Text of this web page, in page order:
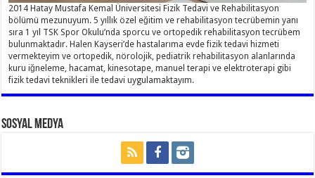
2014 Hatay Mustafa Kemal Üniversitesi Fizik Tedavi ve Rehabilitasyon
bölümü mezunuyum. 5 yıllık özel eğitim ve rehabilitasyon tecrübemin yanı
sıra 1 yıl TSK Spor Okulu’nda sporcu ve ortopedik rehabilitasyon tecrübem
bulunmaktadır. Halen Kayseri’de hastalarıma evde fizik tedavi hizmeti
vermekteyim ve ortopedik, nörolojik, pediatrik rehabilitasyon alanlarında
kuru iğneleme, hacamat, kinesotape, manuel terapi ve elektroterapi gibi
fizik tedavi teknikleri ile tedavi uygulamaktayım.
Sosyal Medya